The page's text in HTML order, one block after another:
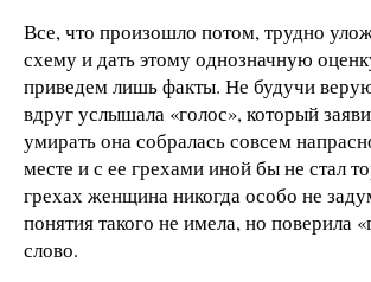
Все, что произошло потом, трудно
схему и дать этому однозначную
приведем лишь факты. Не будучи
вдруг услышала «голос», который
умирать она собралась совсем
месте и с ее грехами иной бы не стал
грехах женщина никогда особо не
понятия такого не имела, но поверила
слово.